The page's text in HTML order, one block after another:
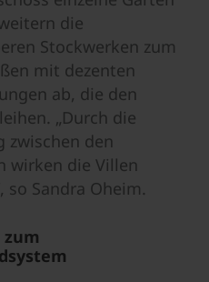
die
Stockwerken zum
mit dezenten
ab, die den
„Durch die
zwischen den
wirken die Villen
so Sandra Oheim.